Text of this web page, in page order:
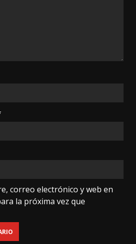
correo electrónico y web en
la próxima vez que